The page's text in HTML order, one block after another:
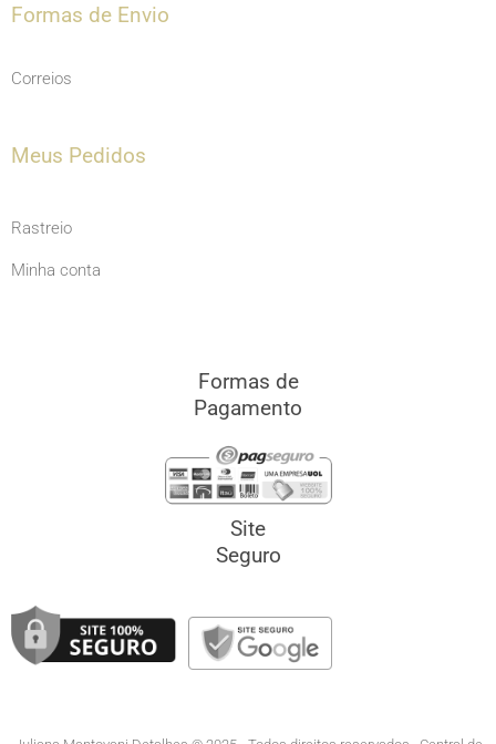
Formas de Envio
Correios
Meus Pedidos
Rastreio
Minha conta
Formas de
Pagamento
Site
Seguro